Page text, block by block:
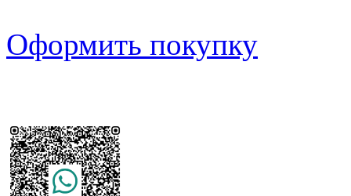
Оформить покупку